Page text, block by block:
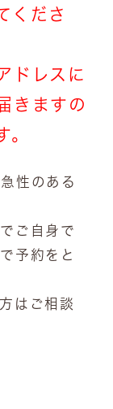
くださ
ドレスに
きますの
。
性のある
ご自身で
予約をと
はご相談